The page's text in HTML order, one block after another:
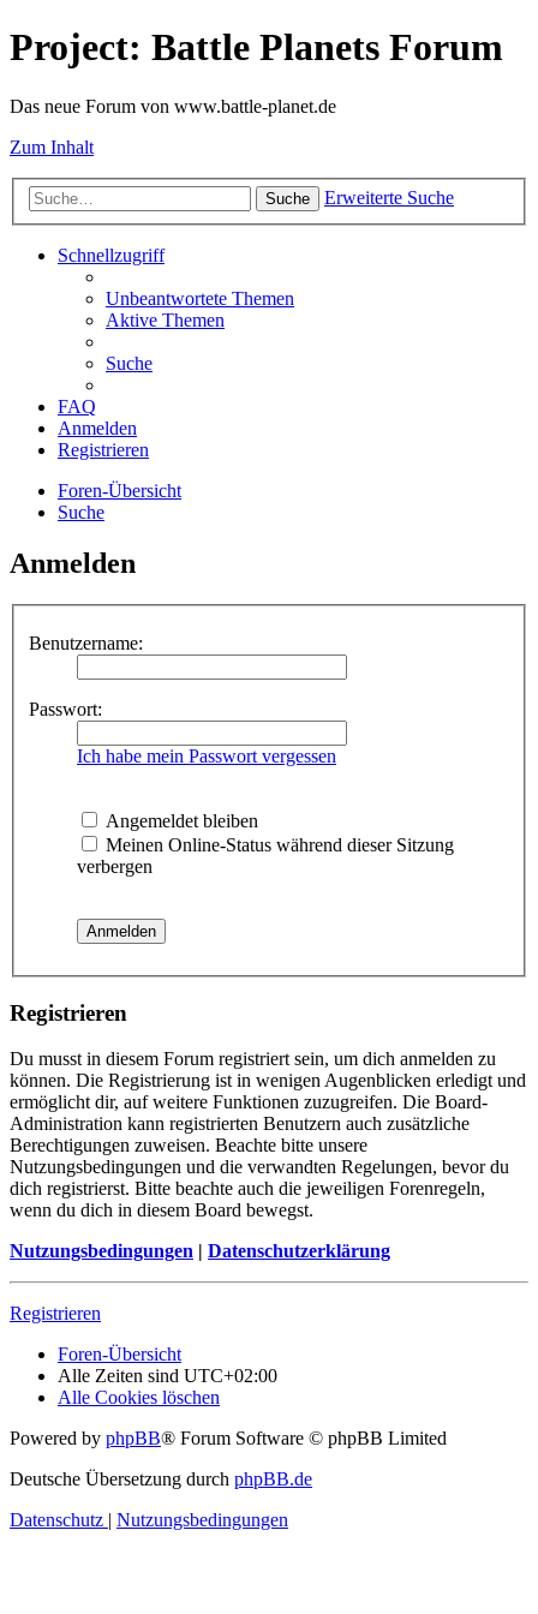
Project: Battle Planets Forum
Das neue Forum von www.battle-planet.de
Zum Inhalt
Suche Erweiterte Suche
Schnellzugriff
Unbeantwortete Themen
Aktive Themen
Suche
FAQ
Anmelden
Registrieren
Foren-Übersicht
Suche
Anmelden
Benutzername:
Passwort:
Ich habe mein Passwort vergessen
Angemeldet bleiben
Meinen Online-Status während dieser Sitzung
verbergen
Registrieren
Du musst in diesem Forum registriert sein, um dich anmelden zu
können. Die Registrierung ist in wenigen Augenblicken erledigt und
ermöglicht dir, auf weitere Funktionen zuzugreifen. Die Board-
Administration kann registrierten Benutzern auch zusätzliche
Berechtigungen zuweisen. Beachte bitte unsere
Nutzungsbedingungen und die verwandten Regelungen, bevor du
dich registrierst. Bitte beachte auch die jeweiligen Forenregeln,
wenn du dich in diesem Board bewegst.
Nutzungsbedingungen | Datenschutzerklärung
Registrieren
Foren-Übersicht
Alle Zeiten sind UTC+02:00
Alle Cookies löschen
Powered by phpBB® Forum Software © phpBB Limited
Deutsche Übersetzung durch phpBB.de
Datenschutz | Nutzungsbedingungen